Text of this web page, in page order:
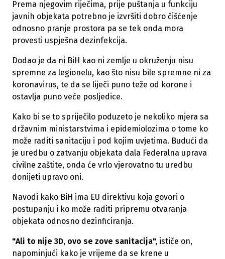
Prema njegovim riječima, prije puštanja u funkciju
javnih objekata potrebno je izvršiti dobro čišćenje
odnosno pranje prostora pa se tek onda mora
provesti uspješna dezinfekcija.
Dodao je da ni BiH kao ni zemlje u okruženju nisu
spremne za legionelu, kao što nisu bile spremne ni za
koronavirus, te da se liječi puno teže od korone i
ostavlja puno veće posljedice.
Kako bi se to spriječilo poduzeto je nekoliko mjera sa
državnim ministarstvima i epidemiolozima o tome ko
može raditi sanitaciju i pod kojim uvjetima. Budući da
je uredbu o zatvanju objekata dala Federalna uprava
civilne zaštite, onda će vrlo vjerovatno tu uredbu
donijeti upravo oni.
Navodi kako BiH ima EU direktivu koja govori o
postupanju i ko može raditi pripremu otvaranja
objekata odnosno dezinficiranja.
"Ali to nije 3D, ovo se zove sanitacija", ističe on,
napominjući kako je vrijeme da se krene u